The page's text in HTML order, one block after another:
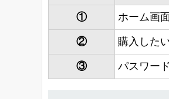
① ホーム画
② 購入した
③ パスワー